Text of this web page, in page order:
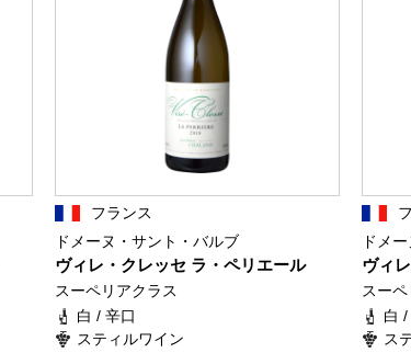
フランス
ドメーヌ・サント・バルブ
ヴィレ・クレッセ ラ・ペリエール
スーペリアクラス
白 / 辛口
スティルワイン
ドメ
ヴィ
スー
白 /
ス